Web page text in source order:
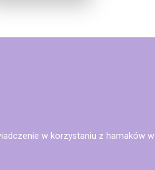
w korzystaniu z hamaków w